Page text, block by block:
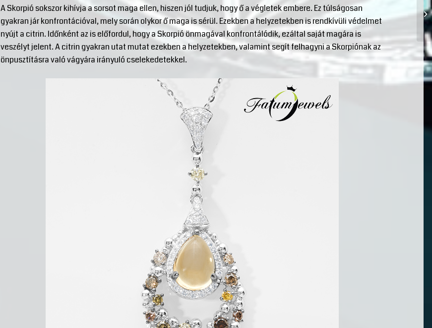
A Skorpió sokszor kihívja a sorsot maga ellen, hiszen jól tudjuk, hogy ő a végletek embere. Ez túlságosan
gyakran jár konfrontációval, mely során olykor ő maga is sérül. Ezekben a helyzetekben is rendkívüli védelmet
nyújt a citrin. Időnként az is előfordul, hogy a Skorpió önmagával konfrontálódik, ezáltal saját magára is
veszélyt jelent. A citrin gyakran utat mutat ezekben a helyzetekben, valamint segít felhagyni a Skorpiónak az
önpusztításra való vágyára irányuló cselekedetekkel.